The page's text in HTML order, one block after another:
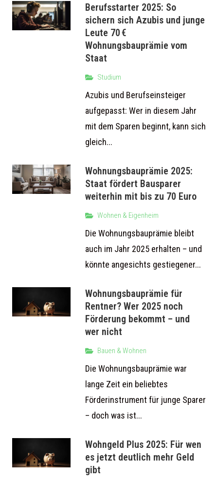
Berufsstarter 2025: So
sichern sich Azubis und junge
Leute 70 €
Wohnungsbauprämie vom
Staat
Studium
Azubis und Berufseinsteiger
aufgepasst: Wer in diesem Jahr
mit dem Sparen beginnt, kann sich
gleich...
Wohnungsbauprämie 2025:
Staat fördert Bausparer
weiterhin mit bis zu 70 Euro
Wohnen & Eigenheim
Die Wohnungsbauprämie bleibt
auch im Jahr 2025 erhalten – und
könnte angesichts gestiegener...
Wohnungsbauprämie für
Rentner? Wer 2025 noch
Förderung bekommt – und
wer nicht
Bauen & Wohnen
Die Wohnungsbauprämie war
lange Zeit ein beliebtes
Förderinstrument für junge Sparer
– doch was ist...
Wohngeld Plus 2025: Für wen
es jetzt deutlich mehr Geld
gibt